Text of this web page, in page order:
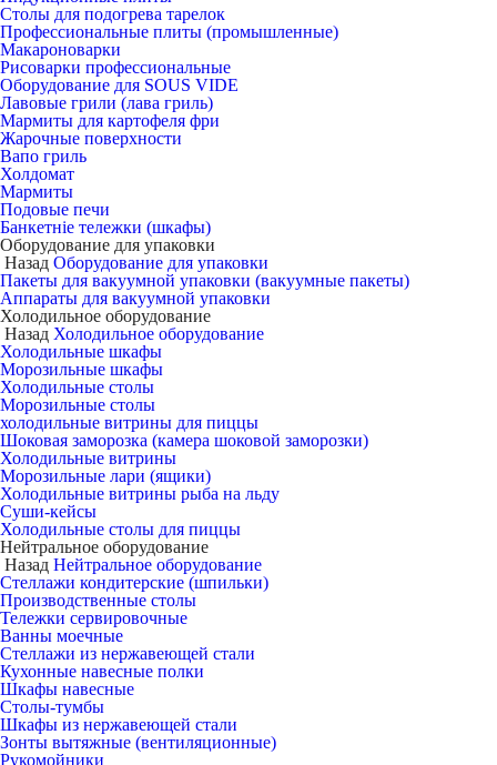
Столы для подогрева тарелок
Профессиональные плиты (промышленные)
Макароноварки
Рисоварки профессиональные
Оборудование для SOUS VIDE
Лавовые грили (лава гриль)
Мармиты для картофеля фри
Жарочные поверхности
Вапо гриль
Холдомат
Мармиты
Подовые печи
Банкетніе тележки (шкафы)
Оборудование для упаковки
Назад Оборудование для упаковки
Пакеты для вакуумной упаковки (вакуумные пакеты)
Аппараты для вакуумной упаковки
Холодильное оборудование
Назад Холодильное оборудование
Холодильные шкафы
Морозильные шкафы
Холодильные столы
Морозильные столы
холодильные витрины для пиццы
Шоковая заморозка (камера шоковой заморозки)
Холодильные витрины
Морозильные лари (ящики)
Холодильные витрины рыба на льду
Суши-кейсы
Холодильные столы для пиццы
Нейтральное оборудование
Назад Нейтральное оборудование
Стеллажи кондитерские (шпильки)
Производственные столы
Тележки сервировочные
Ванны моечные
Стеллажи из нержавеющей стали
Кухонные навесные полки
Шкафы навесные
Столы-тумбы
Шкафы из нержавеющей стали
Зонты вытяжные (вентиляционные)
Рукомойники